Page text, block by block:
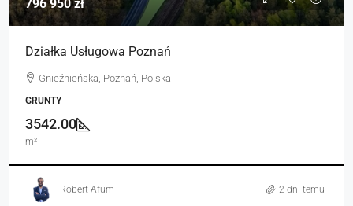
796 950 zł
Działka Usługowa Poznań
Gnieźnieńska, Poznań, Polska
GRUNTY
3542.00
m²
Robert Afum 2 dni temu